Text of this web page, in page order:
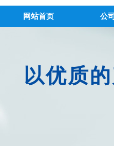
网站首页 公
以优质